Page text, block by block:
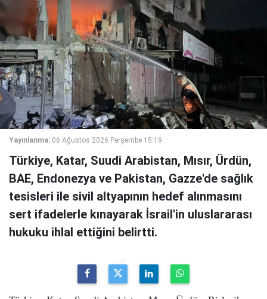
Yayınlanma: 06 Ağustos 2026 Perşembe 15:19
Türkiye, Katar, Suudi Arabistan, Mısır, Ürdün,
BAE, Endonezya ve Pakistan, Gazze'de sağlık
tesisleri ile sivil altyapının hedef alınmasını
sert ifadelerle kınayarak İsrail'in uluslararası
hukuku ihlal ettiğini belirtti.